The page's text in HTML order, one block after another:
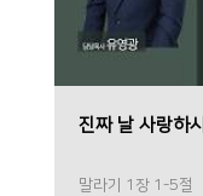
진짜 날 사랑하
말라기 1장 1-5절